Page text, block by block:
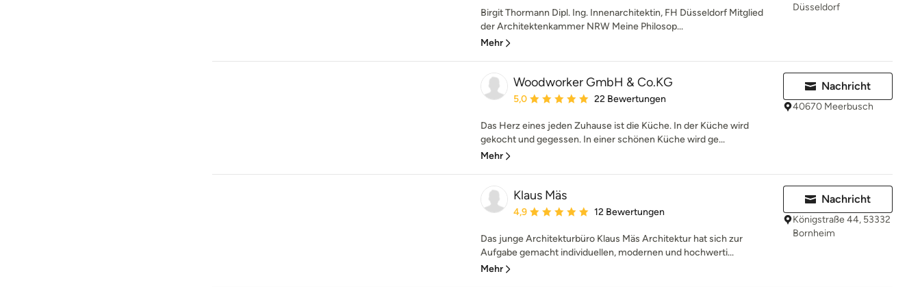
Birgit Thormann Dipl. Ing. Innenarchitektin, FH Düsseldorf Mitglied
der Architektenkammer NRW Meine Philosop...
Mehr
Düsseldorf
Woodworker GmbH & Co.KG
Durchschnittliche Bewertung: 5 von 5 Sternen
5,0 22 Bewertungen
Das Herz eines jeden Zuhause ist die Küche. In der Küche wird
gekocht und gegessen. In einer schönen Küche wird ge...
Mehr
Nachricht
40670 Meerbusch
Klaus Mäs
Durchschnittliche Bewertung: 4.9 von 5 Sternen
4,9 12 Bewertungen
Das junge Architekturbüro Klaus Mäs Architektur hat sich zur
Aufgabe gemacht individuellen, modernen und hochwerti...
Mehr
Nachricht
Königstraße 44, 53332
Bornheim